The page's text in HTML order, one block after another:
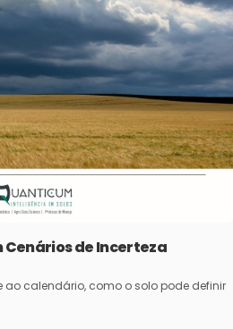
Cenários de Incerteza
calendário, como o solo pode definir